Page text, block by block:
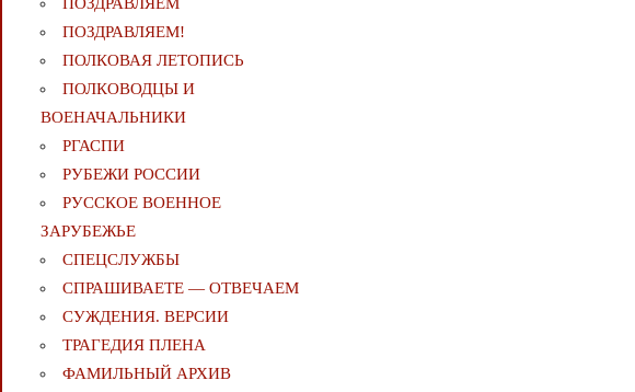
ПОЗДРАВЛЯЕМ!
ПОЛКОВАЯ ЛЕТОПИСЬ
ПОЛКОВОДЦЫ И
ВОЕНАЧАЛЬНИКИ
РГАСПИ
РУБЕЖИ РОССИИ
РУССКОЕ ВОЕННОЕ
ЗАРУБЕЖЬЕ
СПЕЦСЛУЖБЫ
СПРАШИВАЕТЕ — ОТВЕЧАЕМ
СУЖДЕНИЯ. ВЕРСИИ
ТРАГЕДИЯ ПЛЕНА
ФАМИЛЬНЫЙ АРХИВ